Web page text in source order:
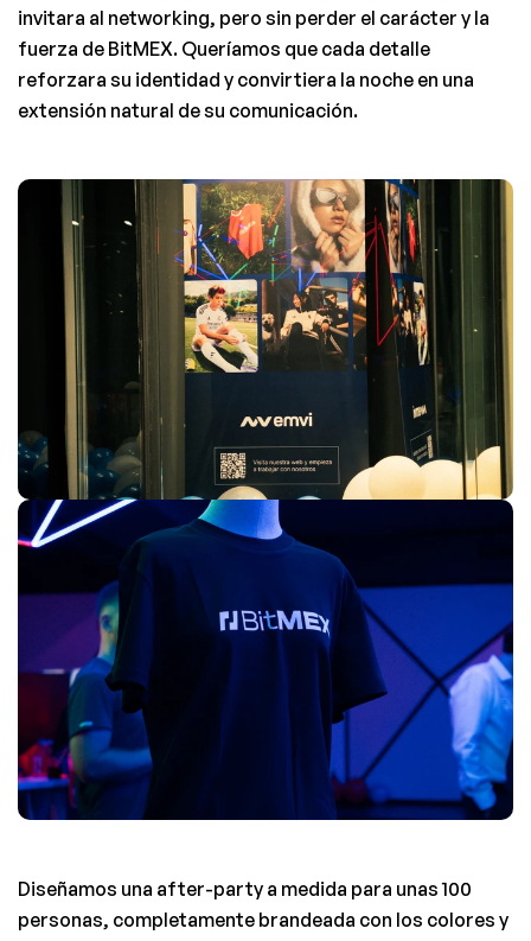
invitara al networking, pero sin perder el carácter y la
fuerza de BitMEX. Queríamos que cada detalle
reforzara su identidad y convirtiera la noche en una
extensión natural de su comunicación.
Diseñamos una after-party a medida para unas 100
personas, completamente brandeada con los colores y